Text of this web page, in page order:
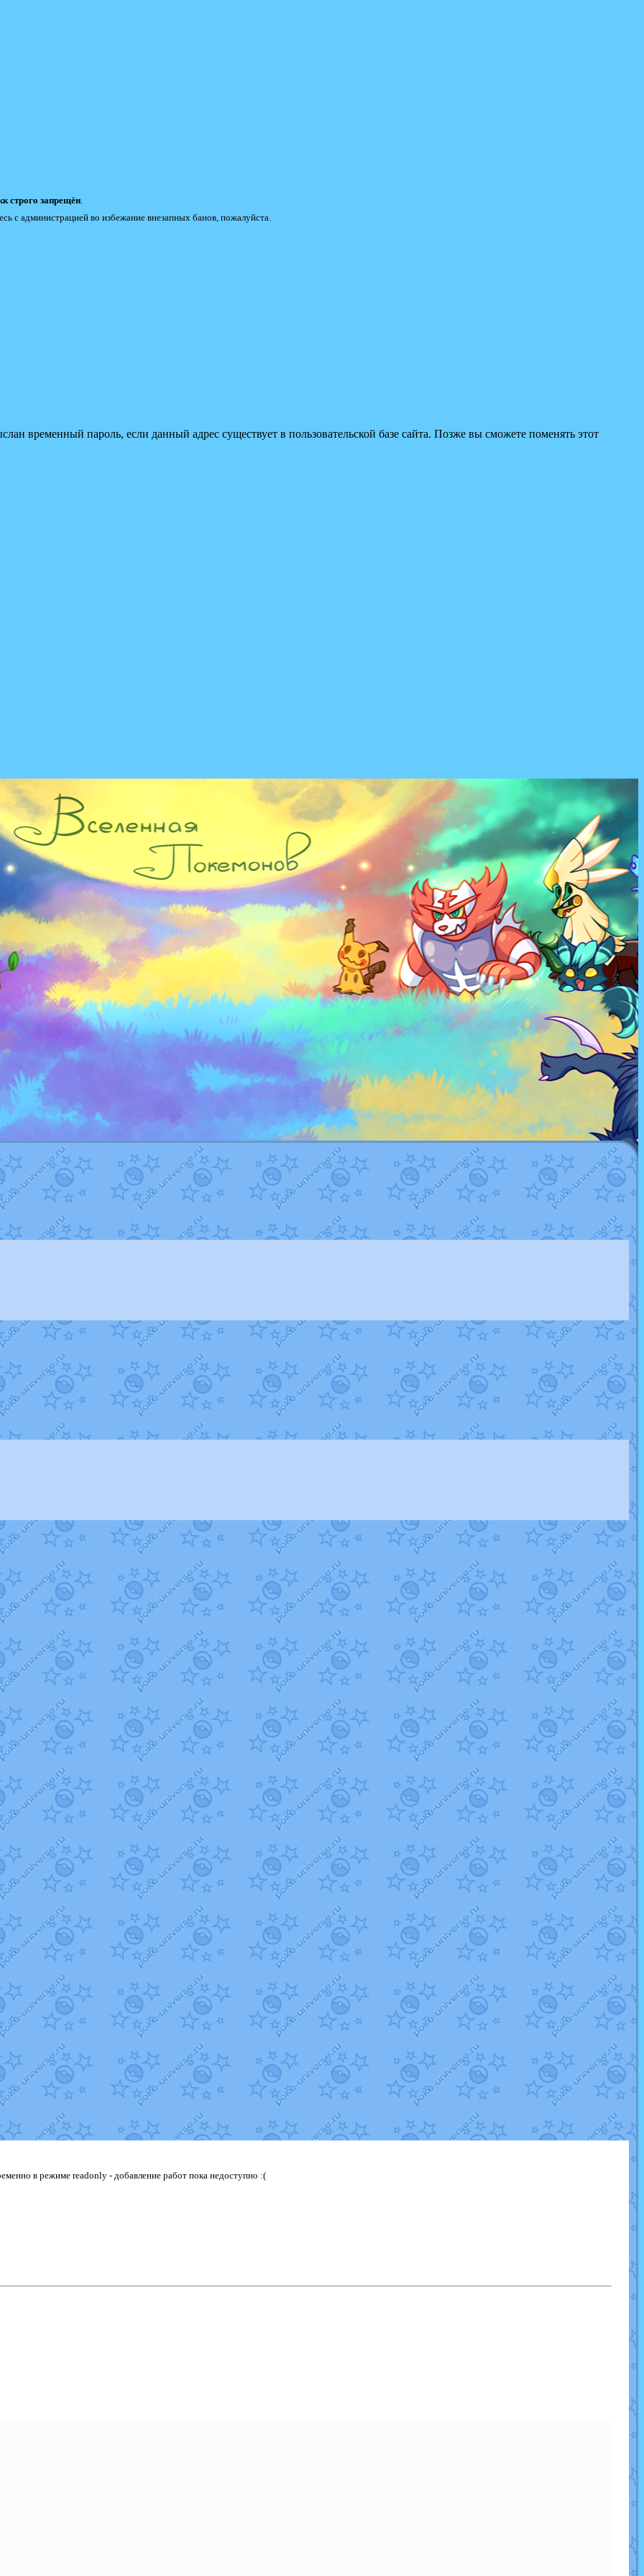
строго запрещён
с администрацией во избежание внезапных банов, пожалуйста.
временный пароль, если данный адрес существует в пользовательской базе сайта. Позже вы сможете поменять этот
в режиме readonly - добавление работ пока недоступно :(